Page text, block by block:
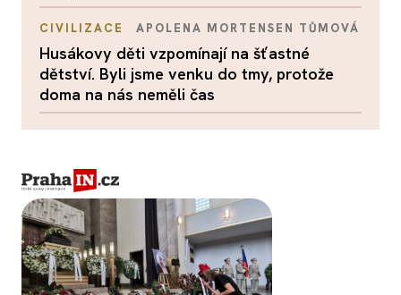
CIVILIZACE APOLENA MORTENSEN TŮMOVÁ
Husákovy děti vzpomínají na šťastné
dětství. Byli jsme venku do tmy, protože
doma na nás neměli čas